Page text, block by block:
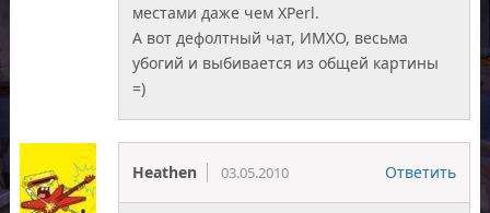
местами даже чем XPerl.
А вот дефолтный чат, ИМХО, весьма
убогий и выбивается из общей картины
=)
Heathen 03.05.2010 Ответить